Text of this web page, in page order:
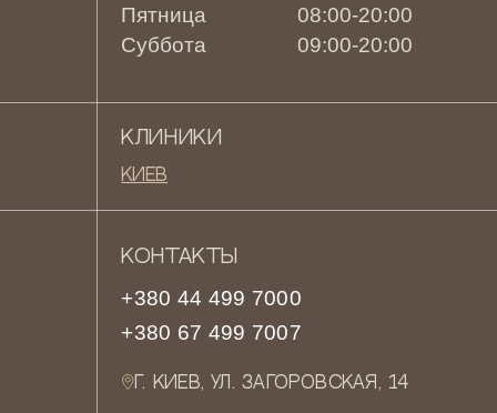
Пятница
08:00-20:00
Суббота
09:00-20:00
КЛИНИКИ
Киев
КОНТАКТЫ
+380 44 499 7000
+380 67 499 7007
Г. КИЕВ, УЛ. ЗАГОРОВСКАЯ, 14